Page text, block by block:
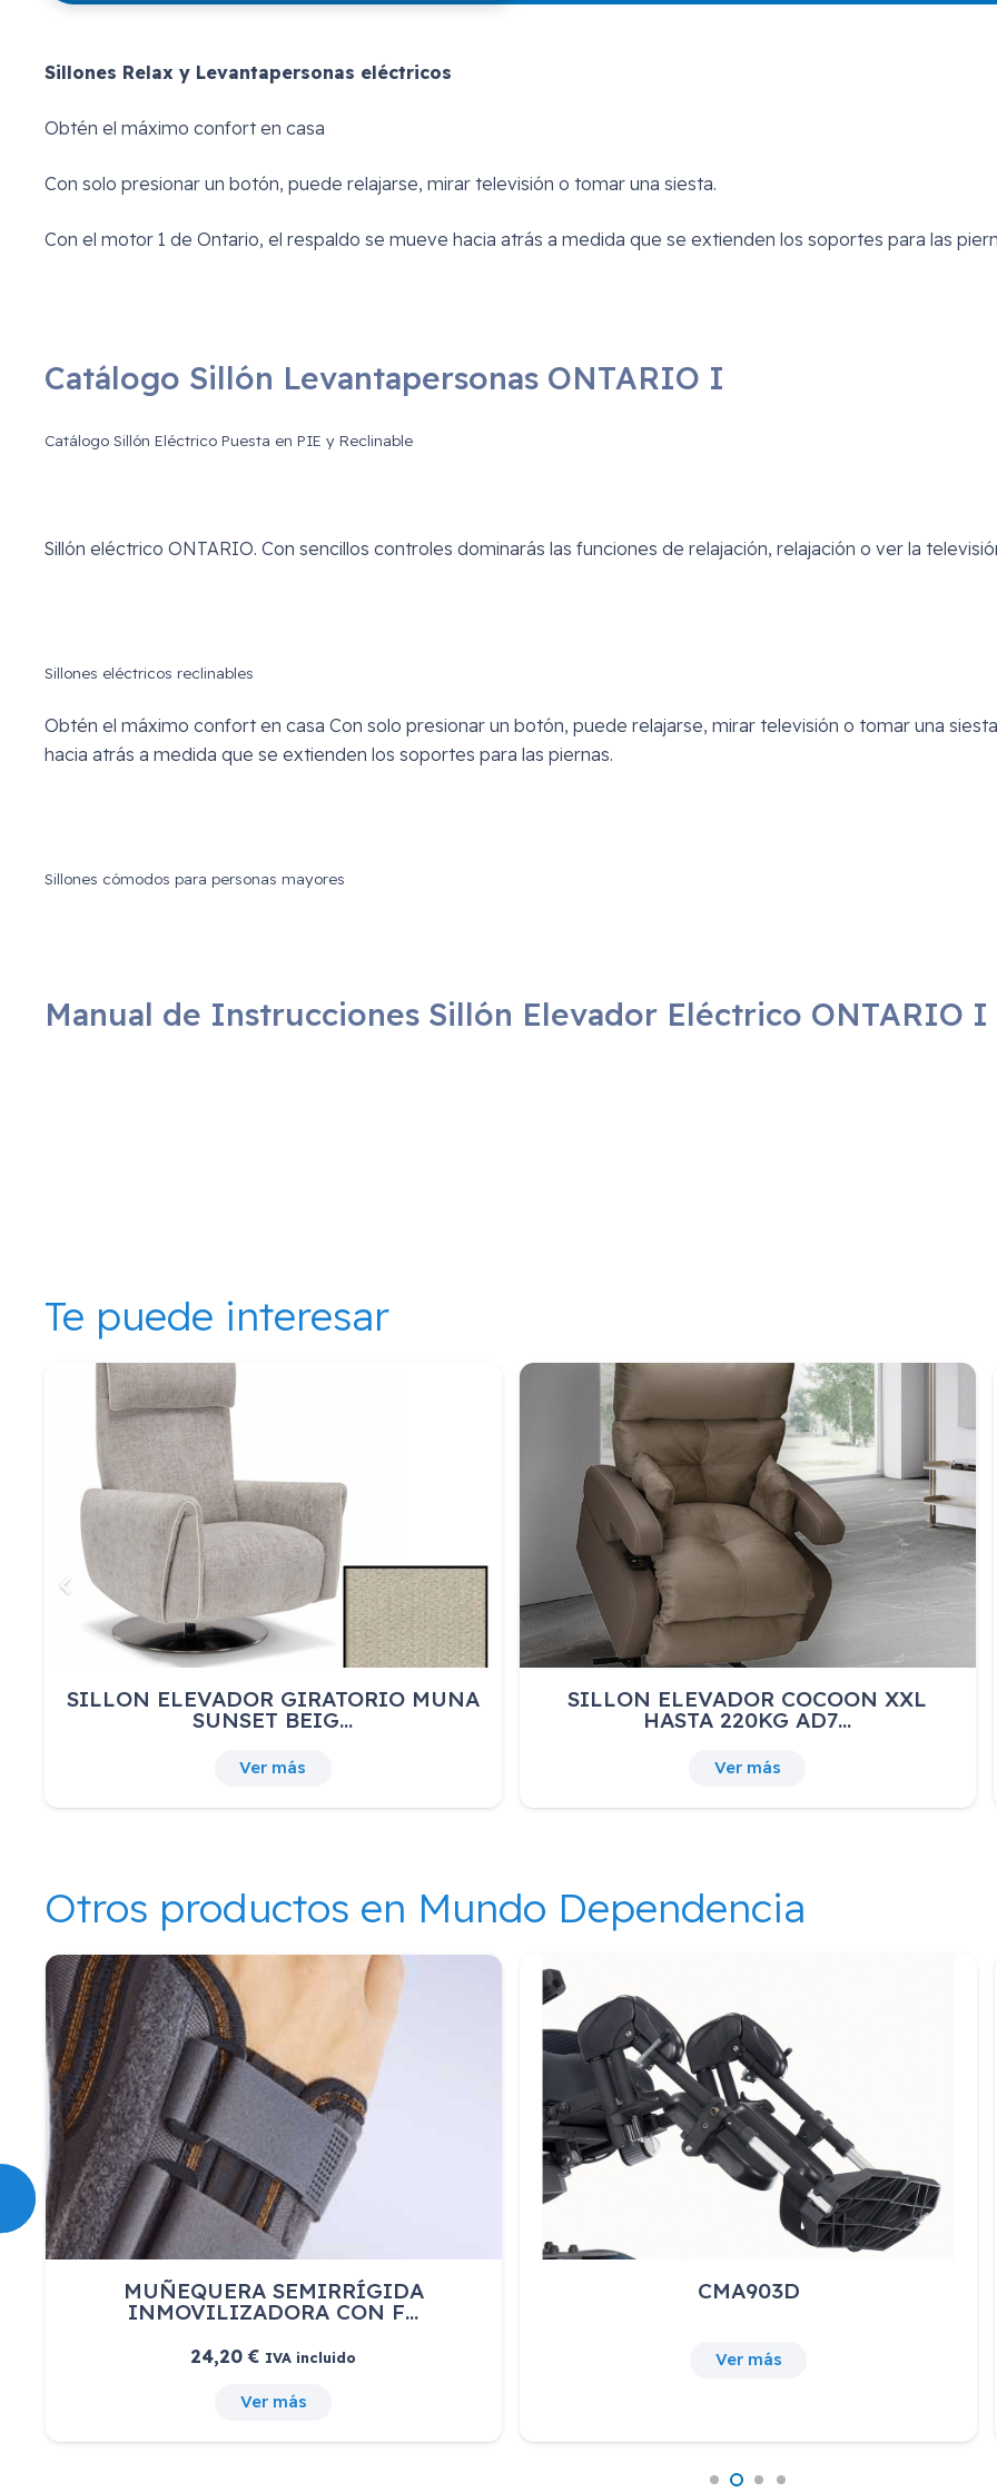
Sillones Relax y Levantapersonas eléctricos
Obtén el máximo confort en casa
Con solo presionar un botón, puede relajarse, mirar televisión o tomar una siesta.
Con el motor 1 de Ontario, el respaldo se mueve hacia atrás a medida que se extienden los soportes para las
Catálogo Sillón Levantapersonas ONTARIO I
Catálogo Sillón Eléctrico Puesta en PIE y Reclinable
Sillón eléctrico ONTARIO. Con sencillos controles dominarás las funciones de relajación, relajación o ver la
Sillones eléctricos reclinables
Obtén el máximo confort en casa Con solo presionar un botón, puede relajarse, mirar televisión o tomar una
hacia atrás a medida que se extienden los soportes para las piernas.
Sillones cómodos para personas mayores
Manual de Instrucciones Sillón Elevador Eléctrico ONTARIO I
Te puede interesar
SILLON ELEVADOR GIRATORIO MUNA
SUNSET BEIG…
Ver más
SILLON ELEVADOR COCOON XXL
HASTA 220KG AD7…
Ver más
Otros productos en Mundo Dependencia
MUÑEQUERA SEMIRRÍGIDA
INMOVILIZADORA CON F…
24,20€ IVA incluido
Ver más
CMA903D
Ver más